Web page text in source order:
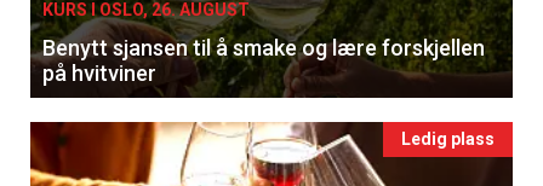
KURS I OSLO, 26. AUGUST
Benytt sjansen til å smake og lære forskjellen
på hvitviner
Ledig plass